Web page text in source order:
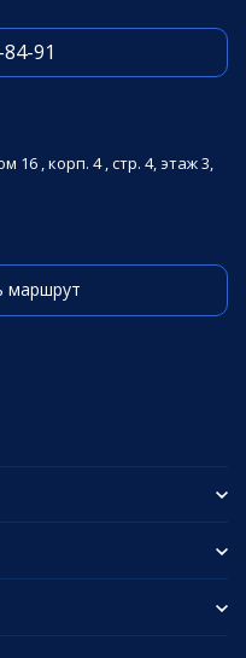
91
16 , корп. 4 , стр. 4, этаж 3,
маршрут